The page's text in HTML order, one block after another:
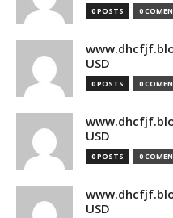
0 POSTS 0
USD
0 POSTS 0
USD
0 POSTS 0
USD